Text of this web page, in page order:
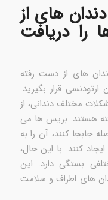
های از
را دریافت
های از دست رفته
قرار بگیرید.
مختلف دندانی، از
هستند. بریس ها می
جابجا کنند، آن را به
کنند. با این حال،
بستگی دارد. این
های اطراف و سلامت